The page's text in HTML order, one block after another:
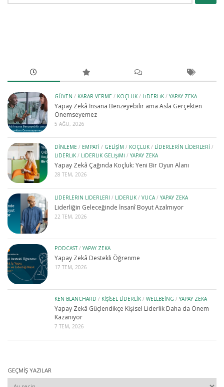
GÜVEN / KARAR VERME / KOÇLUK / LIDERLIK / YAPAY ZEKA
Yapay Zekâ İnsana Benzeyebilir ama Asla Gerçekten
Önemseyemez
5 AĞU, 2026
DINLEME / EMPATI / GELIŞIM / KOÇLUK / LIDERLERIN LIDERLERI /
LIDERLIK / LIDERLIK GELIŞIMI / YAPAY ZEKA
Yapay Zekâ Çağında Koçluk: Yeni Bir Oyun Alanı
28 TEM, 2026
LIDERLERIN LIDERLERI / LIDERLIK / VUCA / YAPAY ZEKA
Liderliğin Geleceğinde İnsanî Boyut Azalmıyor
22 TEM, 2026
PODCAST / YAPAY ZEKA
Yapay Zekâ Destekli Öğrenme
17 TEM, 2026
KEN BLANCHARD / KIŞISEL LIDERLIK / WELLBEING / YAPAY ZEKA
Yapay Zekâ Güçlendikçe Kişisel Liderlik Daha da Önem
Kazanıyor
7 TEM, 2026
GEÇMIŞ YAZILAR